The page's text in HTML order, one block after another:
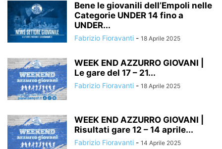
Bene le giovanili dell’Empoli nelle
Categorie UNDER 14 fino a
UNDER...
Fabrizio Fioravanti - 18 Aprile 2025
WEEK END AZZURRO GIOVANI |
Le gare del 17 – 21...
Fabrizio Fioravanti - 18 Aprile 2025
WEEK END AZZURRO GIOVANI |
Risultati gare 12 – 14 aprile...
Fabrizio Fioravanti - 14 Aprile 2025